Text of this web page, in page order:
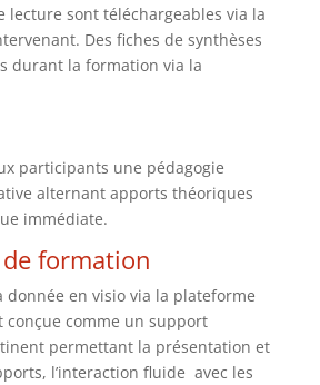
lecture sont téléchargeables via la
Des fiches de synthèses
durant la formation via la
participants une pédagogie
alternant apports théoriques
immédiate.
formation
donnée en visio via la plateforme
conçue comme un support
permettant la présentation et
l’interaction fluide avec les